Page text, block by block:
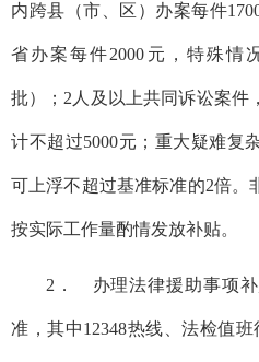
内跨县（市、区）办案每件
省办案每件2000元，特殊情
批）；2人及以上共同诉讼案件
计不超过5000元；重大疑难复
可上浮不超过基准标准的2倍。
按实际工作量酌情发放补贴。
2． 办理法律援助事项
准，其中12348热线、法检值